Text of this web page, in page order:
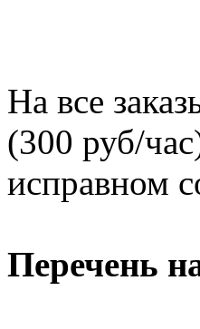
На все
(300 руб/
исправном
Перечень